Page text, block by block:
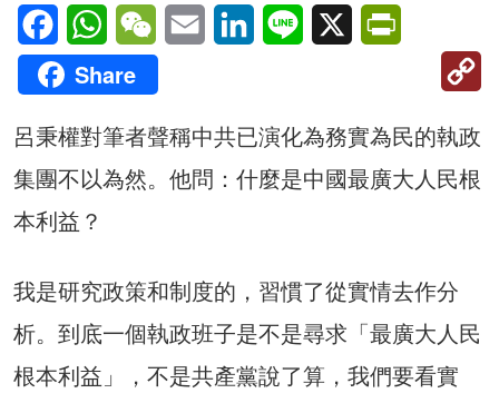
FacebookWhatsAppWeChatEmail LinkedInLine X
Share
呂秉權對筆者聲稱中共已演化為務實為民的執政
集團不以為然。他問：什麼是中國最廣大人民根
本利益？
我是研究政策和制度的，習慣了從實情去作分
析。到底一個執政班子是不是尋求「最廣大人民
根本利益」，不是共產黨說了算，我們要看實